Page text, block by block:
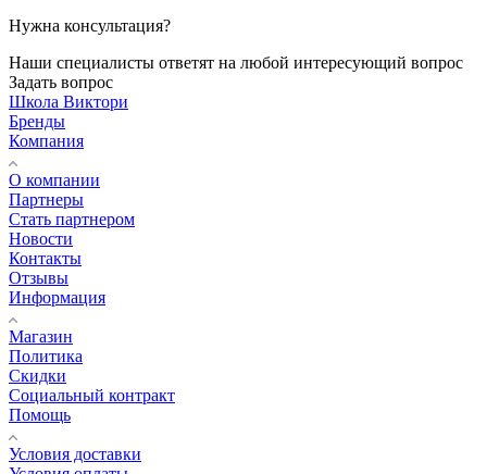
Нужна консультация?
Наши специалисты ответят на любой интересующий вопрос
Задать вопрос
Школа Виктори
Бренды
Компания
О компании
Партнеры
Стать партнером
Новости
Контакты
Отзывы
Информация
Магазин
Политика
Скидки
Социальный контракт
Помощь
Условия доставки